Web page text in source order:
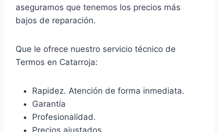
aseguramos que tenemos los precios más
bajos de reparación.
Que le ofrece nuestro servicio técnico de
Termos en Catarroja:
Rapidez. Atención de forma inmediata.
Garantía
Profesionalidad.